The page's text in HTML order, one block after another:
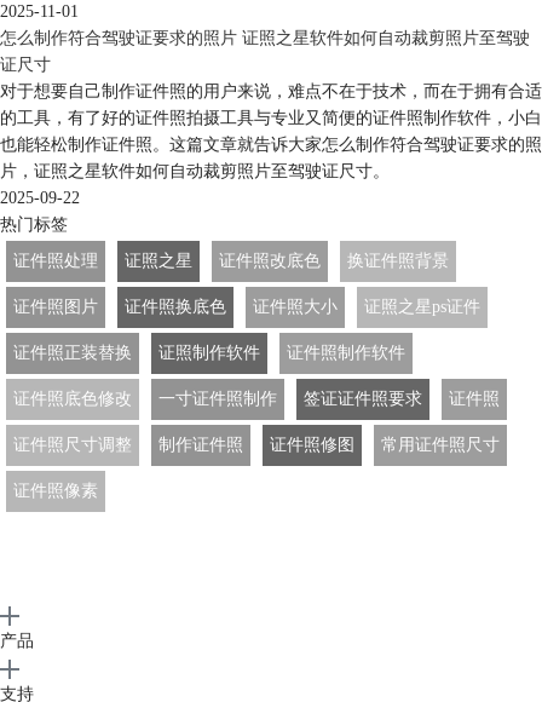
2025-11-01
怎么制作符合驾驶证要求的照片 证照之星软件如何自动裁剪照片至驾驶
证尺寸
对于想要自己制作证件照的用户来说，难点不在于技术，而在于拥有合适
的工具，有了好的证件照拍摄工具与专业又简便的证件照制作软件，小白
也能轻松制作证件照。这篇文章就告诉大家怎么制作符合驾驶证要求的照
片，证照之星软件如何自动裁剪照片至驾驶证尺寸。
2025-09-22
热门标签
证件照处理
证照之星 证件照改底色 换证件照背景
证件照图片 证件照换底色 证件照大小 证照之星ps证件
证件照正装替换 证照制作软件 证件照制作软件
证件照底色修改 一寸证件照制作 签证证件照要求 证件照
证件照尺寸调整 制作证件照 证件照修图 常用证件照尺寸
证件照像素
产品
支持